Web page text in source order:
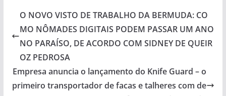
O NOVO VISTO DE TRABALHO DA BERMUDA: CO
MO NÔMADES DIGITAIS PODEM PASSAR UM ANO
NO PARAÍSO, DE ACORDO COM SIDNEY DE QUEIR
OZ PEDROSA
Empresa anuncia o lançamento do Knife Guard – o
primeiro transportador de facas e talheres com de